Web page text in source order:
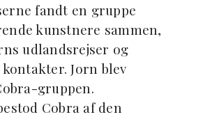
fandt en gruppe
kunstnere sammen,
udlandsrejser og
Jorn blev
gruppen.
Cobra af den